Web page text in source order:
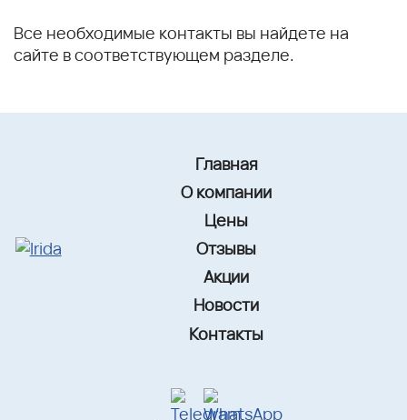
Все необходимые контакты вы найдете на
сайте в соответствующем разделе.
Главная
О компании
Цены
Отзывы
Акции
Новости
Контакты